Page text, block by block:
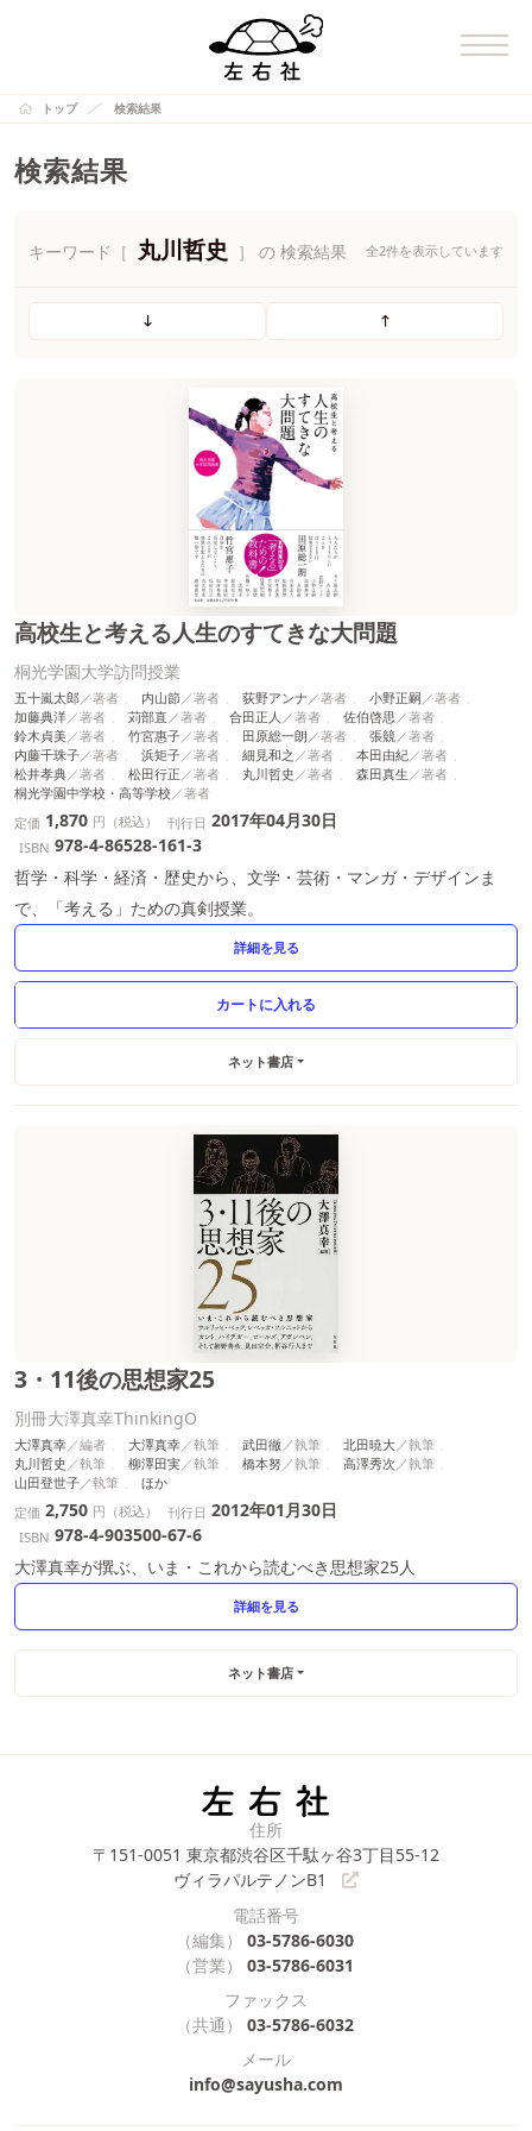
トップ 検索結果
検索結果
キーワード［ 丸川哲史 ］ の 検索結果 全2件を表示しています
高校生と考える人生のすてきな大問題
桐光学園大学訪問授業
五十嵐太郎 内山節 荻野アンナ
小野正嗣
加藤典洋
苅部直 合田正人
佐伯啓思
鈴木貞美
竹宮惠子 田原総一朗
張競
内藤千珠子
浜矩子 細見和之
本田由紀
松井孝典
松田行正 丸川哲史
森田真生
桐光学園中学校・高等学校
定価 1,870 円（税込） 刊行日 2017年04月30日
ISBN 978-4-86528-161-3
哲学・科学・経済・歴史から、文学・芸術・マンガ・デザインま
で、「考える」ための真剣授業。
詳細を見る
ネット書店
3・11後の思想家25
別冊大澤真幸ThinkingO
大澤真幸 大澤真幸 武田徹
北田暁大
丸川哲史
柳澤田実 橋本努
高澤秀次
山田登世子
ほか
定価 2,750 円（税込） 刊行日 2012年01月30日
ISBN 978-4-903500-67-6
大澤真幸が撰ぶ、いま・これから読むべき思想家25人
詳細を見る
ネット書店
住所
〒151-0051 東京都渋谷区千駄ヶ谷3丁目55-12
ヴィラパルテノンB1
電話番号
（編集）
03-5786-6030
（営業）
03-5786-6031
ファックス
（共通）
03-5786-6032
メール
info@sayusha.com